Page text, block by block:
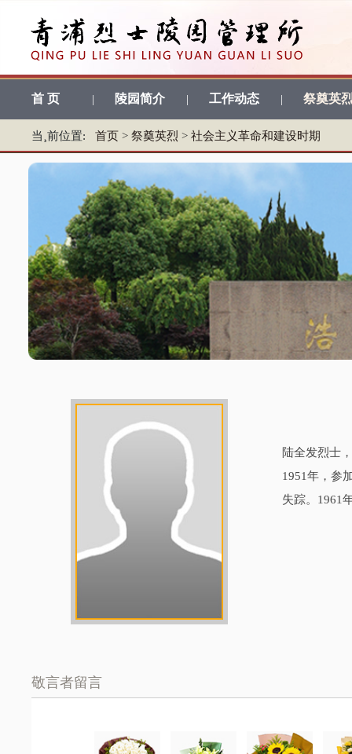
首 页 | 陵园简介 | 工作动态 | 祭奠英
当¸前位置: 首页 > 祭奠英烈 > 社会主义革命和建设时期
陆全发烈士
1951年，参
失踪。1961
敬言者留言